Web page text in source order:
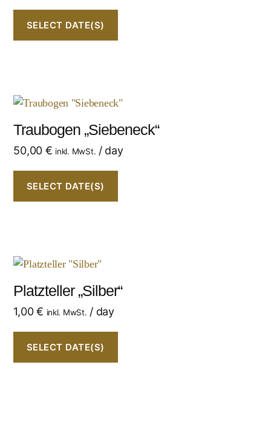
SELECT DATE(S)
Traubogen „Siebeneck“
50,00 € inkl. MwSt. / day
SELECT DATE(S)
Platzteller „Silber“
1,00€ inkl. MwSt. / day
SELECT DATE(S)